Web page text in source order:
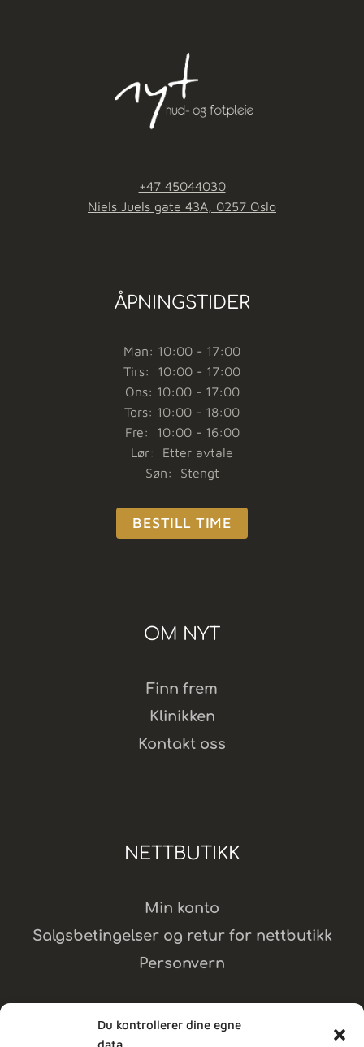
Du kontrollerer dine egne
data
+47 45044030
Niels Juels gate 43A, 0257 Oslo
ÅPNINGSTIDER
Man: 10:00 - 17:00
Tirs: 10:00 - 17:00
Ons: 10:00 - 17:00
Tors: 10:00 - 18:00
Fre: 10:00 - 16:00
Lør: Etter avtale
Søn: Stengt
BESTILL TIME
OM NYT
Finn frem
Klinikken
Kontakt oss
NETTBUTIKK
Min konto
Salgsbetingelser og retur for nettbutikk
Personvern